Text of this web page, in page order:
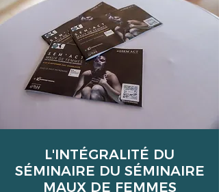
L'INTÉGRALITÉ DU
SÉMINAIRE DU SÉMINAIRE
MAUX DE FEMMES